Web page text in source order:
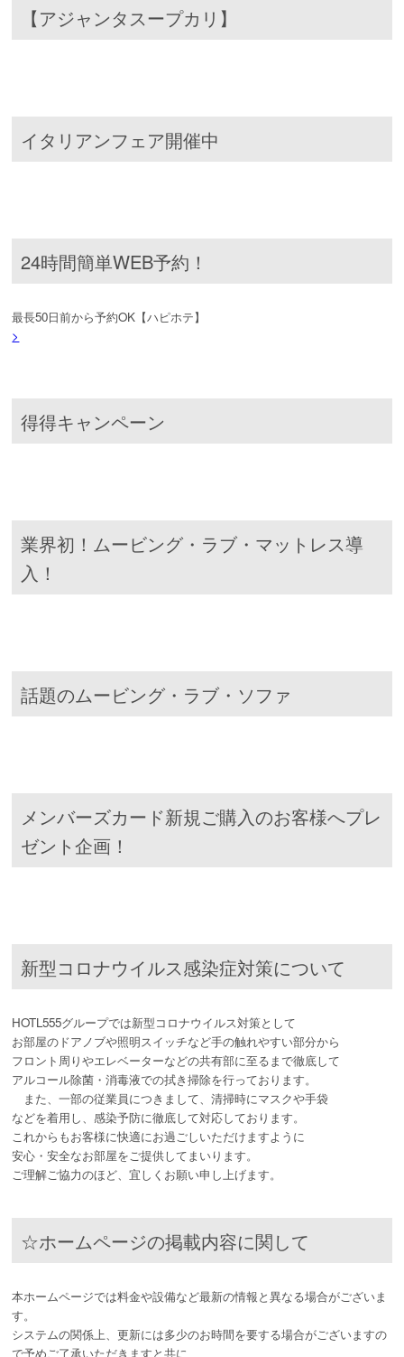
【アジャンタスープカリ】
イタリアンフェア開催中
24時間簡単WEB予約！
最長50日前から予約OK【ハピホテ】
>
得得キャンペーン
業界初！ムービング・ラブ・マットレス導
入！
話題のムービング・ラブ・ソファ
メンバーズカード新規ご購入のお客様へプレ
ゼント企画！
新型コロナウイルス感染症対策について
HOTL555グループでは新型コロナウイルス対策として
お部屋のドアノブや照明スイッチなど手の触れやすい部分から
フロント周りやエレベーターなどの共有部に至るまで徹底して
アルコール除菌・消毒液での拭き掃除を行っております。
また、一部の従業員につきまして、清掃時にマスクや手袋
などを着用し、感染予防に徹底して対応しております。
これからもお客様に快適にお過ごしいただけますように
安心・安全なお部屋をご提供してまいります。
ご理解ご協力のほど、宜しくお願い申し上げます。
☆ホームページの掲載内容に関して
本ホームページでは料金や設備など最新の情報と異なる場合がございま
す。
システムの関係上、更新には多少のお時間を要する場合がございますの
で予めご了承いただきますと共に